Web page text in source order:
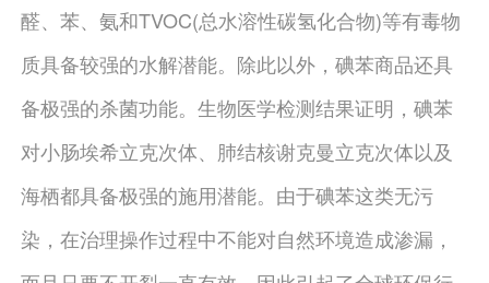
醛、苯、氨和TVOC(总水溶性碳氢化合物)等有毒物
质具备较强的水解潜能。除此以外，碘苯商品还具
备极强的杀菌功能。生物医学检测结果证明，碘苯
对小肠埃希立克次体、肺结核谢克曼立克次体以及
海栖都具备极强的施用潜能。由于碘苯这类无污
染，在治理操作过程中不能对自然环境造成渗漏，